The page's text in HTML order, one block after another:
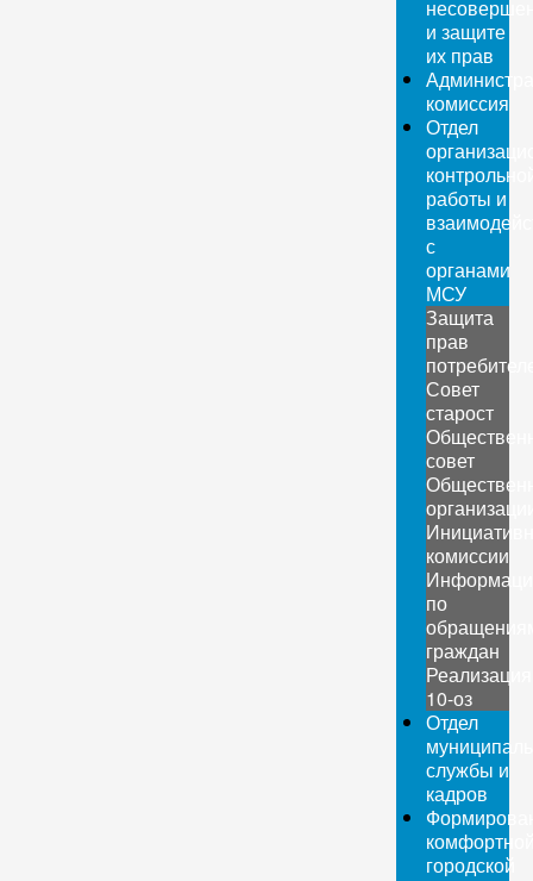
и защите
их прав
комиссия
Отдел
работы и
с
органами
МСУ
Защита
прав
Совет
старост
совет
комиссии
по
граждан
Реализация
10-оз
Отдел
службы и
кадров
городской